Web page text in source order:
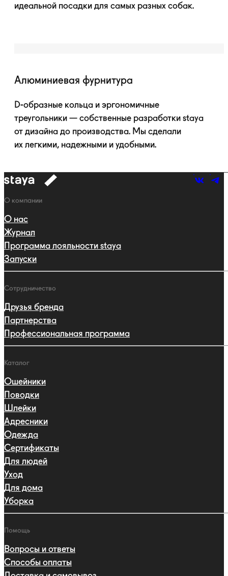
идеальной посадки для самых разных собак.
Алюминиевая фурнитура
D-образные кольца и эргономичные
треугольники — собственные разработки staya
от дизайна до производства. Мы сделали
их легкими, надежными и удобными.
к
Навигация
О компании
О нас
Журнал
Программа лояльности staya
Запуски
Сотрудничество
Друзья бренда
Партнерства
Профессиональная программа
Каталог
Ошейники
Поводки
Шлейки
Адресники
Одежда
Сертификаты
Для людей
Уход
Для дома
Уборка
Помощь
Вопросы и ответы
Способы оплаты